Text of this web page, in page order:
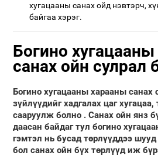
хугацааны санах ойд нэвтэрч,
байгаа хэрэг.
Богино
санах ойн сулрал
Богино хугацааны харааны санах
зүйлүүдийг хадгалах цаг
сааруулж болно . Санах ойн янз
даасан байдаг тул богино
гэмтэл нь бусад төрлүүддээ шууд
бол санах ойн бүх төрлүүд иж